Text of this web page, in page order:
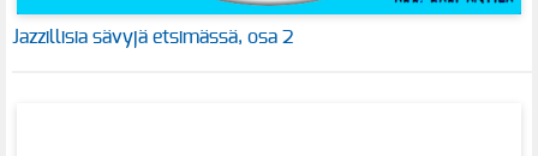
Jazzillisia sävyjä etsimässä, osa 2